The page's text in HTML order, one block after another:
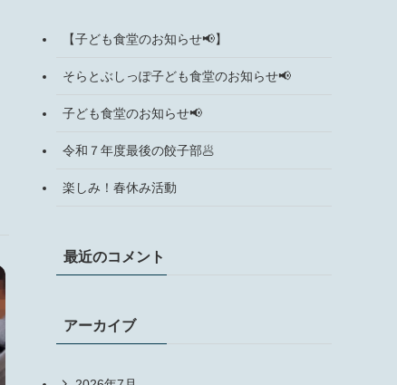
【子ども食堂のお知らせ📢】
そらとぶしっぽ子ども食堂のお知らせ📢
子ども食堂のお知らせ📢
令和７年度最後の餃子部🥟
楽しみ！春休み活動
最近のコメント
アーカイブ